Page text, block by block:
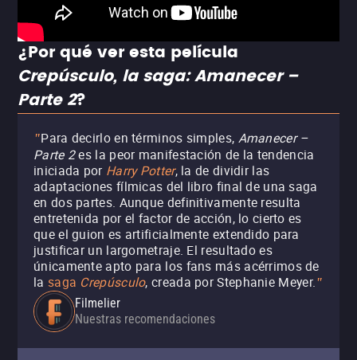
¿Por qué ver esta película
Crepúsculo, la saga: Amanecer –
Parte 2?
"Para decirlo en términos simples, Amanecer –
Parte 2es la peor manifestación de la tendencia
iniciada por Harry Potter, la de dividir las
adaptaciones fílmicas del libro final de una saga
en dos partes. Aunque definitivamente resulta
entretenida por el factor de acción, lo cierto es
que el guion es artificialmente extendido para
justificar un largometraje. El resultado es
únicamente apto para los fans más acérrimos de
la saga Crepúsculo, creada por Stephanie Meyer."
Filmelier
Nuestras recomendaciones